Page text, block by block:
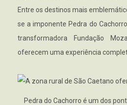
Entre os destinos mais
se a imponente Pedra do
transformadora Fundação
oferecem uma experiência
Pedra do Cachorro é um dos